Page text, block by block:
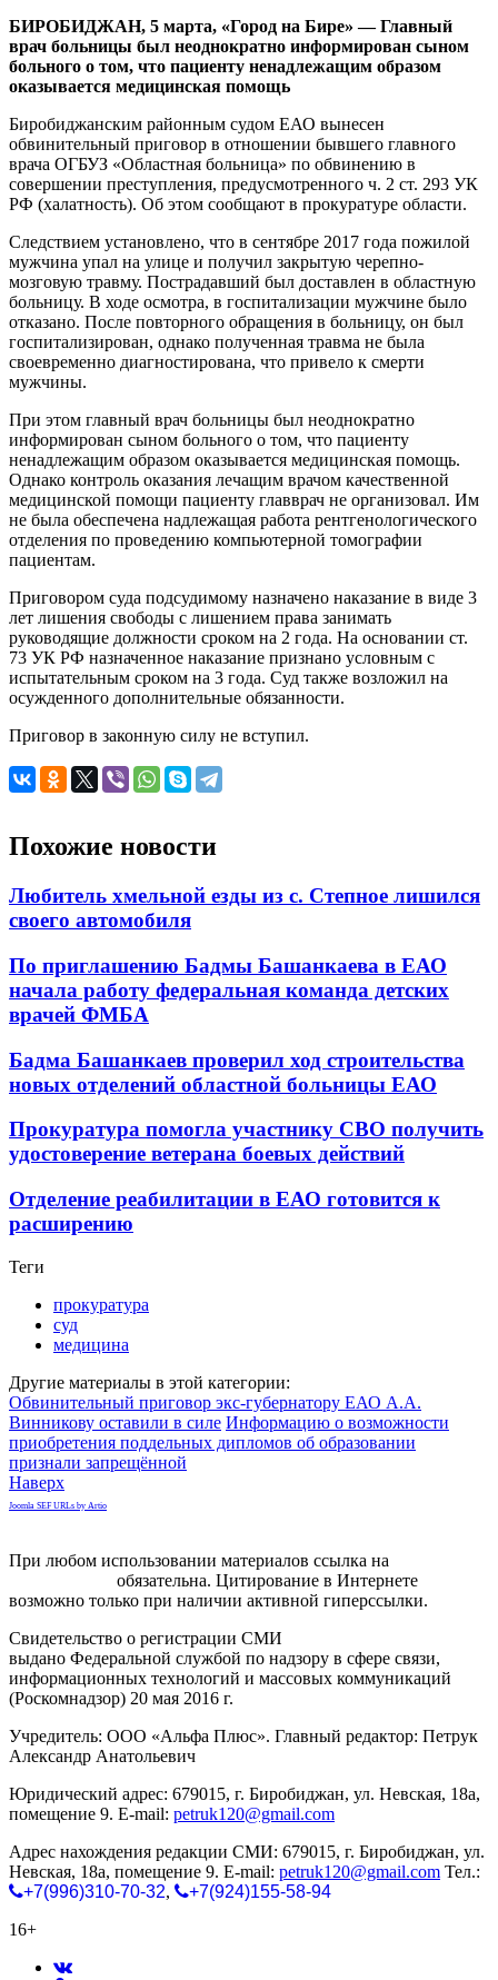
БИРОБИДЖАН, 5 марта, «Город на Бире» —Главный
врач больницы был неоднократно информирован сыном
больного о том, что пациенту ненадлежащим образом
оказывается медицинская помощь
Биробиджанским районным судом ЕАО вынесен
обвинительный приговор в отношении бывшего главного
врача ОГБУЗ «Областная больница» по обвинению в
совершении преступления, предусмотренного ч. 2 ст. 293 УК
РФ (халатность). Об этом сообщают в прокуратуре области.
Следствием установлено, что в сентябре 2017 года пожилой
мужчина упал на улице и получил закрытую черепно-
мозговую травму. Пострадавший был доставлен в областную
больницу. В ходе осмотра, в госпитализации мужчине было
отказано. После повторного обращения в больницу, он был
госпитализирован, однако полученная травма не была
своевременно диагностирована, что привело к смерти
мужчины.
При этом главный врач больницы был неоднократно
информирован сыном больного о том, что пациенту
ненадлежащим образом оказывается медицинская помощь.
Однако контроль оказания лечащим врачом качественной
медицинской помощи пациенту главврач не организовал. Им
не была обеспечена надлежащая работа рентгенологического
отделения по проведению компьютерной томографии
пациентам.
Приговором суда подсудимому назначено наказание в виде 3
лет лишения свободы с лишением права занимать
руководящие должности сроком на 2 года. На основании ст.
73 УК РФ назначенное наказание признано условным с
испытательным сроком на 3 года. Суд также возложил на
осужденного дополнительные обязанности.
Приговор в законную силу не вступил.
Похожие новости
Любитель хмельной езды из с. Степное лишился
своего автомобиля
По приглашению Бадмы Башанкаева в ЕАО
начала работу федеральная команда детских
врачей ФМБА
Бадма Башанкаев проверил ход строительства
новых отделений областной больницы ЕАО
Прокуратура помогла участнику СВО получить
удостоверение ветерана боевых действий
Отделение реабилитации в ЕАО готовится к
расширению
Теги
прокуратура
суд
медицина
Другие материалы в этой категории:
Обвинительный приговор экс-губернатору ЕАО А.А.
Винникову оставили в силе Информацию о возможности
приобретения поддельных дипломов об образовании
признали запрещённой
Наверх
Joomla SEF URLs by Artio
При любом использовании материалов ссылка на
обязательна. Цитирование в Интернете
возможно только при наличии активной гиперссылки.
Свидетельство о регистрации СМИ
выдано Федеральной службой по надзору в сфере связи,
информационных технологий и массовых коммуникаций
(Роскомнадзор) 20 мая 2016 г.
Учредитель: ООО «Альфа Плюс». Главный редактор: Петрук
Александр Анатольевич
Юридический адрес: 679015, г. Биробиджан, ул. Невская, 18а,
помещение 9. E-mail: petruk120@gmail.com
Адрес нахождения редакции СМИ: 679015, г. Биробиджан, ул.
Невская, 18а, помещение 9. E-mail: petruk120@gmail.com Тел.:
+7(996)310-70-32,
+7(924)155-58-94
16+